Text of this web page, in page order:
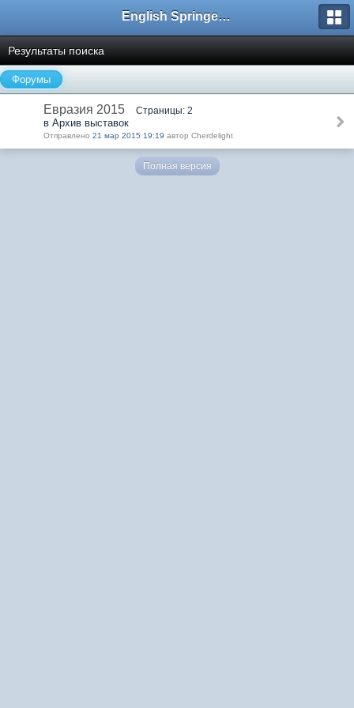
English Springer Spaniel Club
Результаты поиска
Форумы
Евразия 2015 Страницы: 2
в Архив выставок
Отправлено 21 мар 2015 19:19 автор Cherdelight
Полная версия